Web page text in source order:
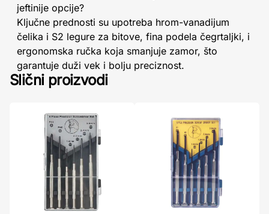
jeftinije opcije?
Ključne prednosti su upotreba hrom-vanadijum
čelika i S2 legure za bitove, fina podela čegrtaljki, i
ergonomska ručka koja smanjuje zamor, što
garantuje duži vek i bolju preciznost.
Slični proizvodi